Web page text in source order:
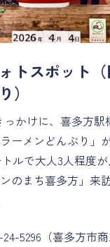
トスポット
）
かけに、喜多方駅
ーメンどんぶり」
トルで大人3人程度
のまち喜多方」来
5296（喜多方市商